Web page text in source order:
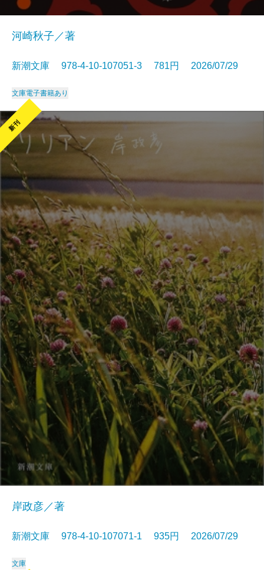
河崎秋子／著
新潮文庫 978-4-10-107051-3 781円 2026/07/29
文庫電子書籍あり
新刊
岸政彦／著
新潮文庫 978-4-10-107071-1 935円 2026/07/29
文庫